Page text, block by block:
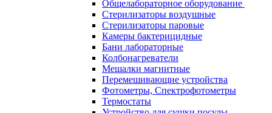
Общелабораторное оборудование
Стерилизаторы воздушные
Стерилизаторы паровые
Камеры бактерицидные
Бани лабораторные
Колбонагреватели
Мешалки магнитные
Перемешивающие устройства
Фотометры, Спектрофотометры
Термостаты